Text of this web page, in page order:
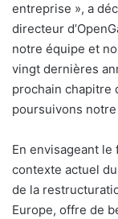
entreprise », a
directeur
notre équipe et
vingt dernières
prochain chapitre
poursuivons
En envisageant le
contexte actuel
de la
Europe, offre de